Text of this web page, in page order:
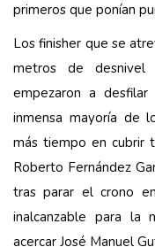
primeros que ponían
Los finisher que se
metros de desnivel
empezaron a
inmensa mayoría de
más tiempo en cubrir
Roberto Fernández
tras parar el crono
inalcanzable para la
acercar José Manuel